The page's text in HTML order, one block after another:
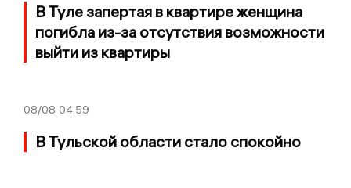
В Туле запертая в квартире женщина
погибла из-за отсутствия возможности
выйти из квартиры
08/08 04:59
В Тульской области стало спокойно